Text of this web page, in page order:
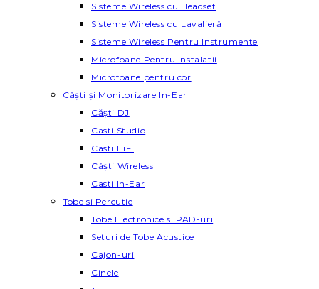
Sisteme Wireless cu Headset
Sisteme Wireless cu Lavalieră
Sisteme Wireless Pentru Instrumente
Microfoane Pentru Instalatii
Microfoane pentru cor
Căști și Monitorizare In-Ear
Căști DJ
Casti Studio
Casti HiFi
Căști Wireless
Casti In-Ear
Tobe si Percutie
Tobe Electronice si PAD-uri
Seturi de Tobe Acustice
Cajon-uri
Cinele